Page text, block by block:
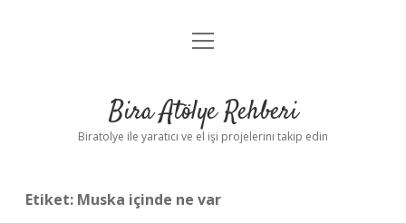
Anasayfa
Yasal Uyarı
menüyü
Bira Atölye Rehberi
Biratolye ile yaratıcı ve el işi projelerini takip edin
Etiket: Muska içinde ne var